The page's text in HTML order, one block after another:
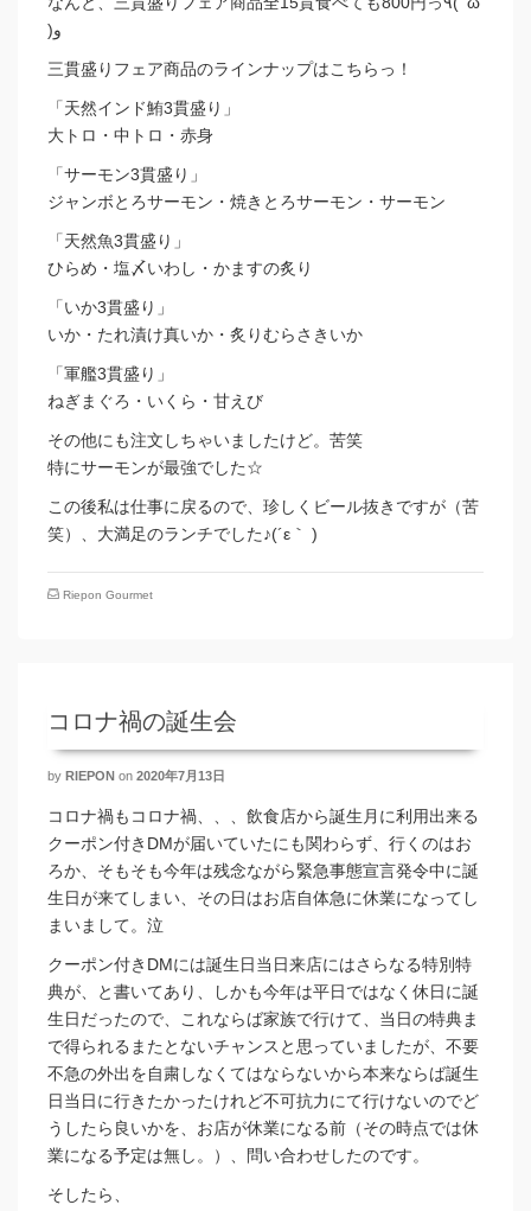
)و
三貫盛りフェア商品のラインナップはこちらっ！
「天然インド鮪3貫盛り」
大トロ・中トロ・赤身
「サーモン3貫盛り」
ジャンボとろサーモン・焼きとろサーモン・サーモン
「天然魚3貫盛り」
ひらめ・塩〆いわし・かますの炙り
「いか3貫盛り」
いか・たれ漬け真いか・炙りむらさきいか
「軍艦3貫盛り」
ねぎまぐろ・いくら・甘えび
その他にも注文しちゃいましたけど。苦笑
特にサーモンが最強でした☆
この後私は仕事に戻るので、珍しくビール抜きですが（苦
笑）、大満足のランチでした♪(´ε｀ )
Riepon Gourmet
コロナ禍の誕生会
by RIEPON on 2020年7月13日
コロナ禍もコロナ禍、、、飲食店から誕生月に利用出来る
クーポン付きDMが届いていたにも関わらず、行くのはお
ろか、そもそも今年は残念ながら緊急事態宣言発令中に誕
生日が来てしまい、その日はお店自体急に休業になってし
まいまして。泣
クーポン付きDMには誕生日当日来店にはさらなる特別特
典が、と書いてあり、しかも今年は平日ではなく休日に誕
生日だったので、これならば家族で行けて、当日の特典ま
で得られるまたとないチャンスと思っていましたが、不要
不急の外出を自粛しなくてはならないから本来ならば誕生
日当日に行きたかったけれど不可抗力にて行けないのでど
うしたら良いかを、お店が休業になる前（その時点では休
業になる予定は無し。）、問い合わせしたのです。
そしたら、